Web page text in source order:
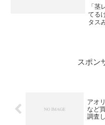
「茎
てる
タス
スポン
アオ
など
調査